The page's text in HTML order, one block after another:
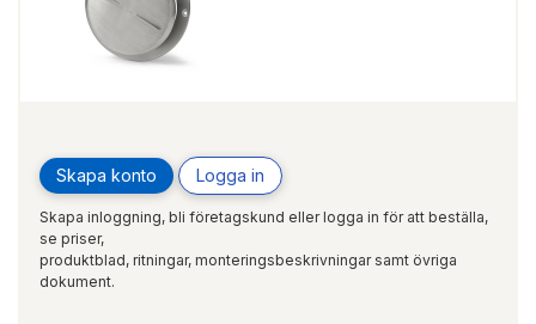
Skapa konto Logga in
Skapa inloggning, bli företagskund eller logga in för att beställa,
se priser,
produktblad, ritningar, monteringsbeskrivningar samt övriga
dokument.